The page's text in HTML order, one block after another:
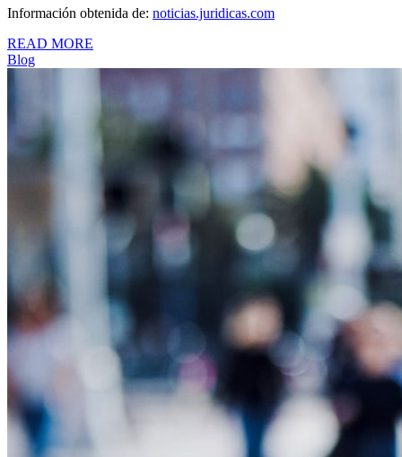
Información obtenida de: noticias.juridicas.com
READ MORE
Blog